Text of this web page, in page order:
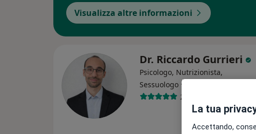
Visualizza altre informazioni
Dr. Riccardo Gurrieri
Psicologo, Nutrizionista,
Sessuologo ·
26 recensioni
La tua
Accettando,